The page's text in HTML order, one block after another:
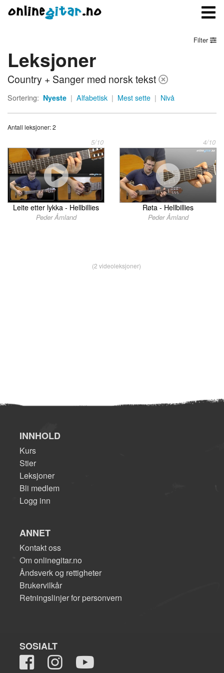
Meny
Logg inn
Kontakt oss
Om onlinegitar.no
Filter
Leksjoner
Country + Sanger med norsk tekst
Sortering: Nyeste | Alfabetisk | Mest sette | Nivå
Antall leksjoner: 2
5/10
Leite etter lykka - Hellbillies
Peder Åmland
4/10
Røta - Hellbillies
Peder Åmland
(2 videoleksjoner)
INNHOLD
Kurs
Stier
Leksjoner
Bli medlem
Logg inn
ANNET
Kontakt oss
Om onlinegitar.no
Åndsverk og rettigheter
Brukervilkår
Retningslinjer for personvern
SOSIALT